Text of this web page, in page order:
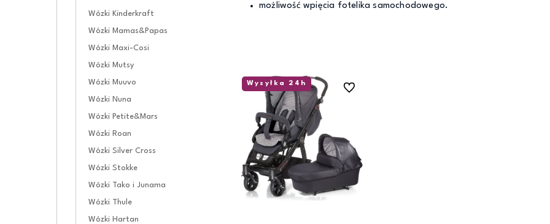
Wózki Kinderkraft
Wózki Mamas&Papas
Wózki Maxi-Cosi
Wózki Mutsy
Wózki Muuvo
Wózki Nuna
Wózki Petite&Mars
Wózki Roan
Wózki Silver Cross
Wózki Stokke
Wózki Tako i Junama
Wózki Thule
Wózki Hartan
możliwość wpięcia fotelika samochodowego.
Wysyłka 24h
Do ulubionych